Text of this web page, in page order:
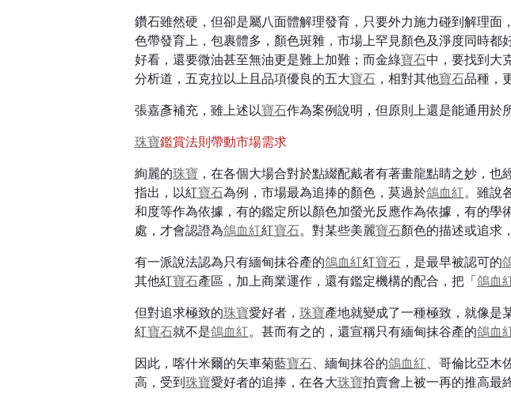
鑽石雖然硬，但卻是屬八面體解理發育，只要外力施力碰到解理面
色帶發育上，包裹體多，顏色斑雜，市場上罕見顏色及淨度同時都
好看，還要微油甚至無油更是難上加難；而金綠寶石中，要找到大
分析道，五克拉以上且品項優良的五大寶石，相對其他寶石品種，
張嘉彥補充，雖上述以寶石作為案例說明，但原則上還是能通用於
珠寶鑑賞法則帶動市場需求
絢麗的珠寶，在各個大場合對於點綴配戴者有著畫龍點睛之妙，也
指出，以紅寶石為例，市場最為追捧的顏色，莫過於鴿血紅。雖說
和度等作為依據，有的鑑定所以顏色加螢光反應作為依據，有的
處，才會認證為鴿血紅紅寶石。對某些美麗寶石顏色的描述或追求
有一派說法認為只有緬甸抹谷產的鴿血紅紅寶石，是最早被認可的
其他紅寶石產區，加上商業運作，還有鑑定機構的配合，把「鴿血
但對追求極致的珠寶愛好者， 珠寶產地就變成了一種極致，就像是
紅寶石就不是鴿血紅。甚而有之的，還宣稱只有緬甸抹谷產的鴿血
因此，喀什米爾的矢車菊藍寶石、緬甸抹谷的鴿血紅、哥倫比亞木
高，受到珠寶愛好者的追捧，在各大珠寶拍賣會上被一再的推高最